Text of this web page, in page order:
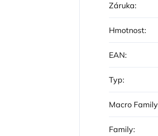
Záruka:
Hmotnost:
EAN:
Typ:
Macro Family
Family: